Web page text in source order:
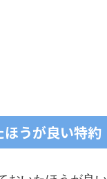
ほうが良い特約